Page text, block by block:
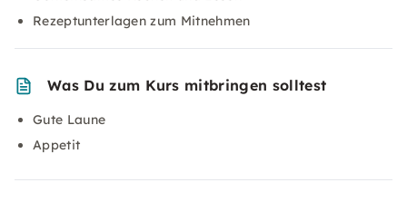
Rezeptunterlagen zum Mitnehmen
Was Du zum Kurs mitbringen solltest
Gute Laune
Appetit